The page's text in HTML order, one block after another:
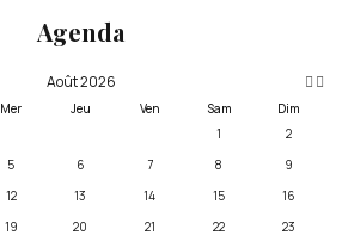
Agenda
Août 2026
Mer Jeu Ven Sam
Dim
1
2
5 6 7 8 9
12 13 14 15
16
19 20 21 22
23